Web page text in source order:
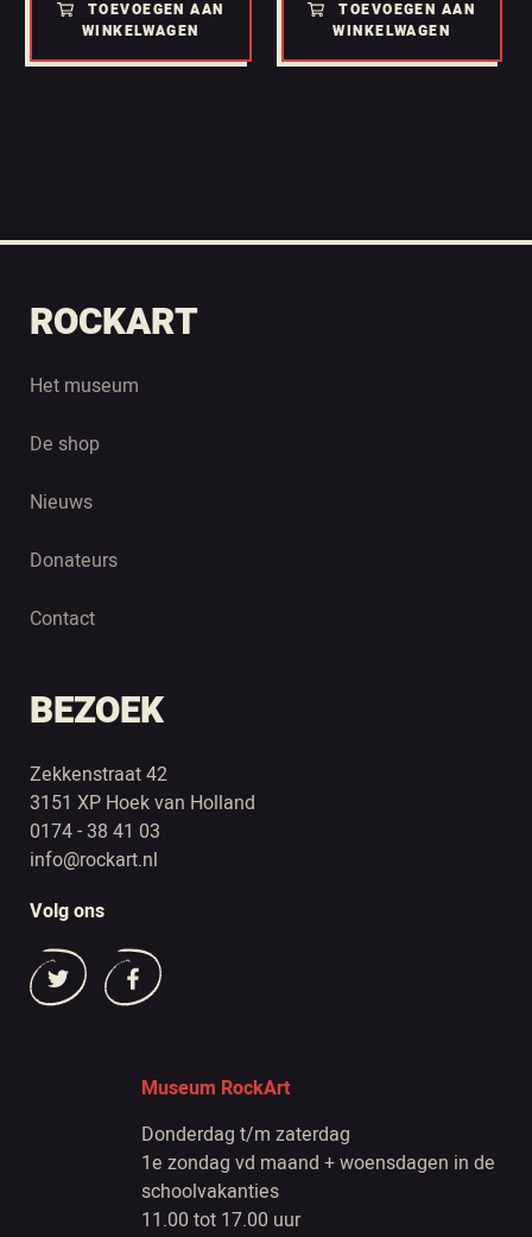
TOEVOEGEN AAN
WINKELWAGEN
TOEVOEGEN AAN
WINKELWAGEN
ROCKART
Het museum
De shop
Nieuws
Donateurs
Contact
BEZOEK
Zekkenstraat 42
3151 XP Hoek van Holland
0174 - 38 41 03
info@rockart.nl
Volg ons
Museum RockArt
Donderdag t/m zaterdag
1e zondag vd maand + woensdagen in de
schoolvakanties
11.00 tot 17.00 uur